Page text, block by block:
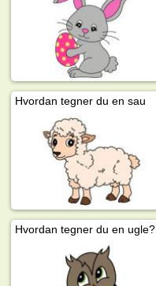
Hvordan tegner du en sau
Hvordan tegner du en ugle?